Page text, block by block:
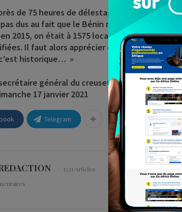
de 75 heures de délestage et aujourd’hui,
dus au fait que le Bénin manque d’énergie.
2015, on était à 1575 localités électrifiées au
Il faut alors apprécier ce qui est fait en 56
historique… »
secrétaire général du creuset » Pôle Unifié des
17 janvier 2021
Telegram
5321 Articles
0